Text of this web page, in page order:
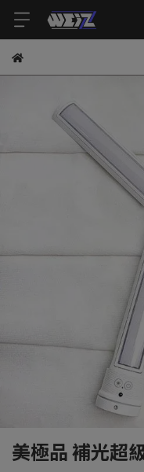
美極品 補光超